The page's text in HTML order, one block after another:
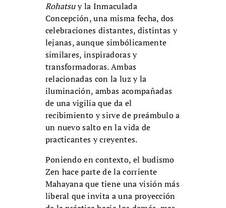
Rohatsuy la Inmaculada
Concepción, una misma fecha, dos
celebraciones distantes, distintas y
lejanas, aunque simbólicamente
similares, inspiradoras y
transformadoras. Ambas
relacionadas con la luz y la
iluminación, ambas acompañadas
de una vigilia que da el
recibimiento y sirve de preámbulo a
un nuevo salto en la vida de
practicantes y creyentes.
Poniendo en contexto, el budismo
Zen hace parte de la corriente
Mahayana que tiene una visión más
liberal que invita a una proyección